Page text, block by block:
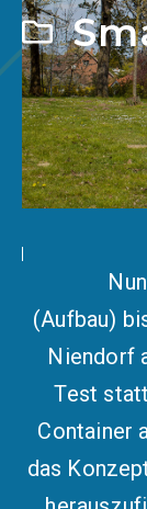
(Aufbau)
Niendorf
Test
Container
das